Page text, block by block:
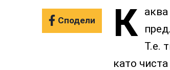
Сподели К
Т.е.
като